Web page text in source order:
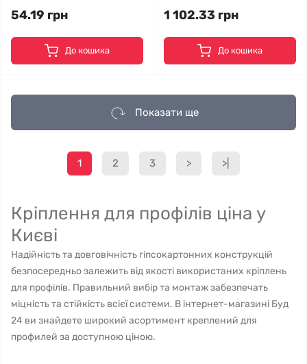
54.19 грн
До кошика
1 102.33 грн
До кошика
Показати ще
1 2 3 > >|
Кріплення для профілів ціна у
Києві
Надійність та довговічність гіпсокартонних конструкцій
безпосередньо залежить від якості використаних кріплень
для профілів. Правильний вибір та монтаж забезпечать
міцність та стійкість всієї системи. В інтернет-магазині Буд
24 ви знайдете широкий асортимент креплений для
профилей за доступною ціною.